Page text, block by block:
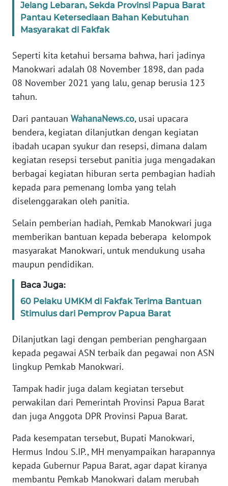
Jelang Lebaran, Sekda Provinsi Papua Barat
Pantau Ketersediaan Bahan Kebutuhan
Masyarakat di Fakfak
Seperti kita ketahui bersama bahwa, hari jadinya
Manokwari adalah 08 November 1898, dan pada
08 November 2021 yang lalu, genap berusia 123
tahun.
Dari pantauan WahanaNews.co, usai upacara
bendera, kegiatan dilanjutkan dengan kegiatan
ibadah ucapan syukur dan resepsi, dimana dalam
kegiatan resepsi tersebut panitia juga mengadakan
berbagai kegiatan hiburan serta pembagian hadiah
kepada para pemenang lomba yang telah
diselenggarakan oleh panitia.
Selain pemberian hadiah, Pemkab Manokwari juga
memberikan bantuan kepada beberapa kelompok
masyarakat Manokwari, untuk mendukung usaha
maupun pendidikan.
Baca Juga:
60 Pelaku UMKM di Fakfak Terima Bantuan
Stimulus dari Pemprov Papua Barat
Dilanjutkan lagi dengan pemberian penghargaan
kepada pegawai ASN terbaik dan pegawai non ASN
lingkup Pemkab Manokwari.
Tampak hadir juga dalam kegiatan tersebut
perwakilan dari Pemerintah Provinsi Papua Barat
dan juga Anggota DPR Provinsi Papua Barat.
Pada kesempatan tersebut, Bupati Manokwari,
Hermus Indou S.IP., MH menyampaikan harapannya
kepada Gubernur Papua Barat, agar dapat kiranya
membantu Pemkab Manokwari dalam merubah
Wahana
Regional
WN
SUMUT
WN
JABAR
BANTEN
WN
KEPRI
WN
WN
BARAT
WN
WN
SERAMBI
WN
JAMBI
WN